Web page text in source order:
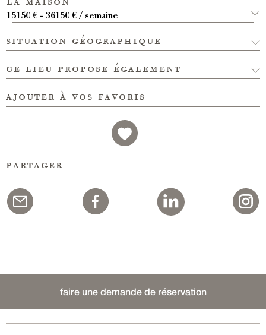
15150 € - 36150 € / semaine
situation géographique
ce lieu propose également
ajouter à vos favoris
partager
faire une demande de réservation